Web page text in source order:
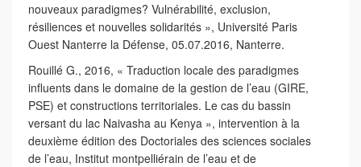
nouveaux paradigmes? Vulnérabilité, exclusion,
résiliences et nouvelles solidarités », Université Paris
Ouest Nanterre la Défense, 05.07.2016, Nanterre.
Rouillé G., 2016, « Traduction locale des paradigmes
influents dans le domaine de la gestion de l’eau (GIRE,
PSE) et constructions territoriales. Le cas du bassin
versant du lac Naivasha au Kenya », intervention à la
deuxième édition des Doctoriales des sciences sociales
de l’eau, Institut montpelliérain de l’eau et de